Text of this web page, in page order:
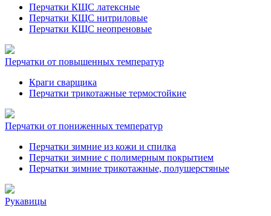
Перчатки КЩС латексные
Перчатки КЩС нитриловые
Перчатки КЩС неопреновые
Перчатки от повышенных температур
Краги сварщика
Перчатки трикотажные термостойкие
Перчатки от пониженных температур
Перчатки зимние из кожи и спилка
Перчатки зимние с полимерным покрытием
Перчатки зимние трикотажные, полушерстяные
Рукавицы